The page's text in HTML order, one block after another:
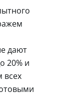
дают
20% и
всех